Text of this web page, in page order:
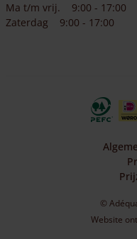
Ma t/m vrij.
9:00 - 17:00
Zaterdag
9:00 - 17:00
©
Website